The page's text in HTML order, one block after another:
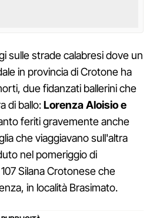
sulle strade calabresi dove un
in provincia di Crotone ha
due fidanzati ballerini che
di ballo:Lorenza Aloisio e
feriti gravemente anche
che viaggiavano sull'altra
nel pomeriggio di
Silana Crotonese che
in località Brasimato.